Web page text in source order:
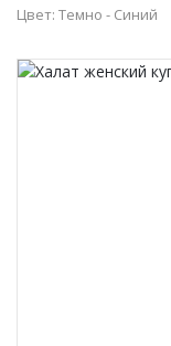
Цвет: Темно - Синий